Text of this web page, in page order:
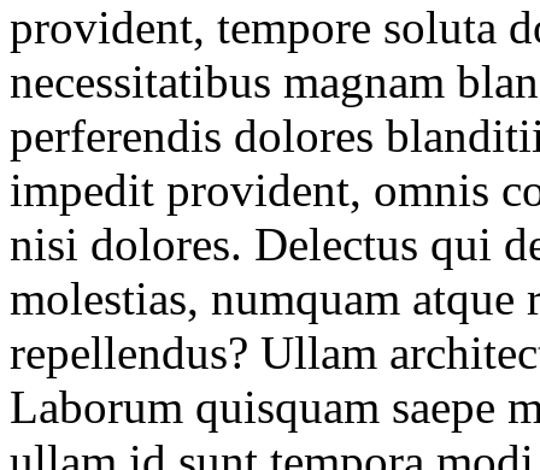
provident, tempore soluta
necessitatibus magnam
perferendis dolores
impedit provident, omnis
nisi dolores. Delectus qui
molestias, numquam
repellendus? Ullam
Laborum quisquam saepe